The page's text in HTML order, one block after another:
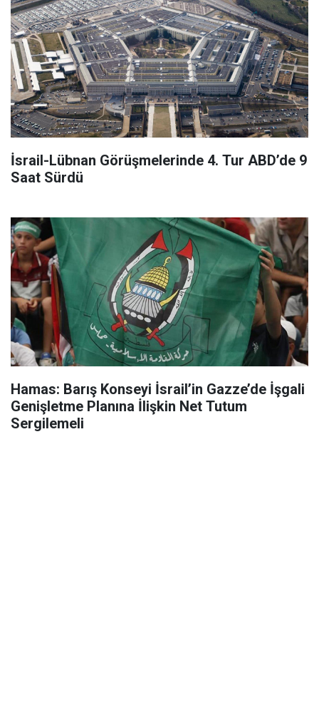
İsrail-Lübnan Görüşmelerinde 4. Tur ABD’de 9
Saat Sürdü
Hamas: Barış Konseyi İsrail’in Gazze’de İşgali
Genişletme Planına İlişkin Net Tutum
Sergilemeli